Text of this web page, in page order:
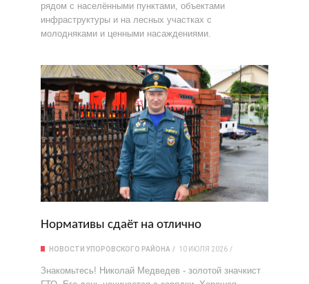
рядом с населёнными пунктами, объектами
инфраструктуры и на лесных участках с
молодняками и ценными насаждениями.
Нормативы сдаёт на отлично
НОВОСТИ УПОРОВСКОГО РАЙОНА 10 ИЮЛЯ 2026
Знакомьтесь! Николай Медведев - золотой значкист